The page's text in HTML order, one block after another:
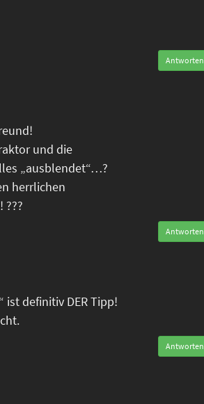
Antworten
und die
„ausblendet“…?
herrlichen
Antworten
ist definitiv DER Tipp!
Antworten